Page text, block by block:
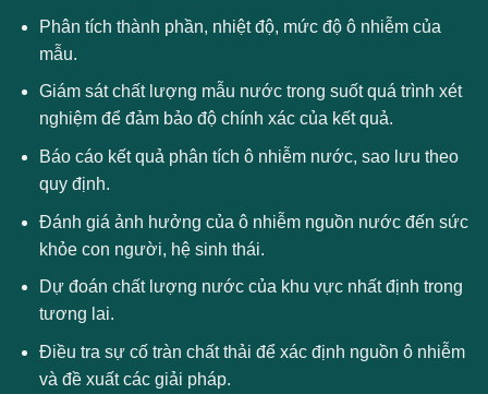
Phân tích thành phần, nhiệt độ, mức độ ô nhiễm của
mẫu.
Giám sát chất lượng mẫu nước trong suốt quá trình xét
nghiệm để đảm bảo độ chính xác của kết quả.
Báo cáo kết quả phân tích ô nhiễm nước, sao lưu theo
quy định.
Đánh giá ảnh hưởng của ô nhiễm nguồn nước đến sức
khỏe con người, hệ sinh thái.
Dự đoán chất lượng nước của khu vực nhất định trong
tương lai.
Điều tra sự cố tràn chất thải để xác định nguồn ô nhiễm
và đề xuất các giải pháp.